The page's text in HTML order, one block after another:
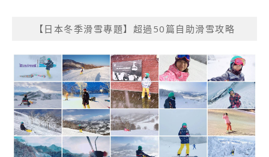
【日本冬季滑雪專題】超過50篇自助滑雪攻略